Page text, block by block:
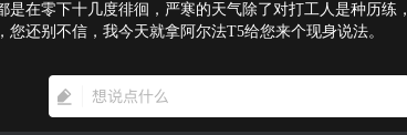
在零下十几度徘徊，严寒的天气除了对打工人是种历练，
还别不信，我今天就拿阿尔法T5给您来个现身说法。